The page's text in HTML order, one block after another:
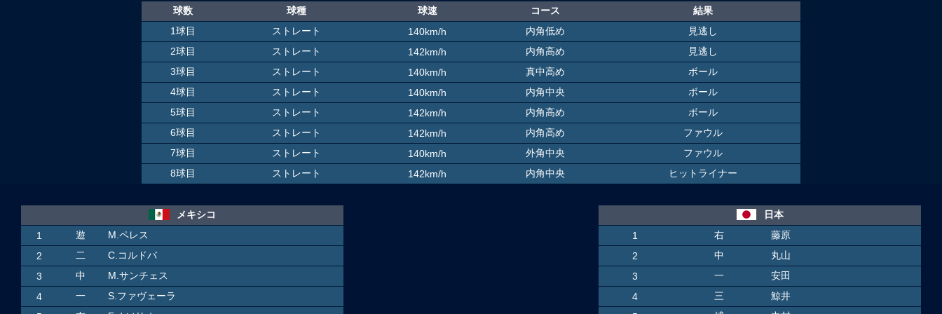
球数 球種 球速 コース
結果
1球目
ストレート 140km/h 内角低め
見逃し
2球目
ストレート 142km/h 内角高め
見逃し
3球目
ストレート 140km/h 真中高め
ボール
4球目
ストレート 140km/h 内角中央
ボール
5球目
ストレート 142km/h 内角高め
ボール
6球目
ストレート 142km/h 内角高め
ファウル
7球目
ストレート 140km/h 外角中央
ファウル
8球目
ストレート 142km/h 内角中央 ヒットライナー
メキシコ
1
遊
M.ペレス
2
二
C.コルドバ
3
中
M.サンチェス
4
一
S.ファヴェーラ
日本
1
右
藤原
2
中
丸山
3
一
安田
4
三
鯨井